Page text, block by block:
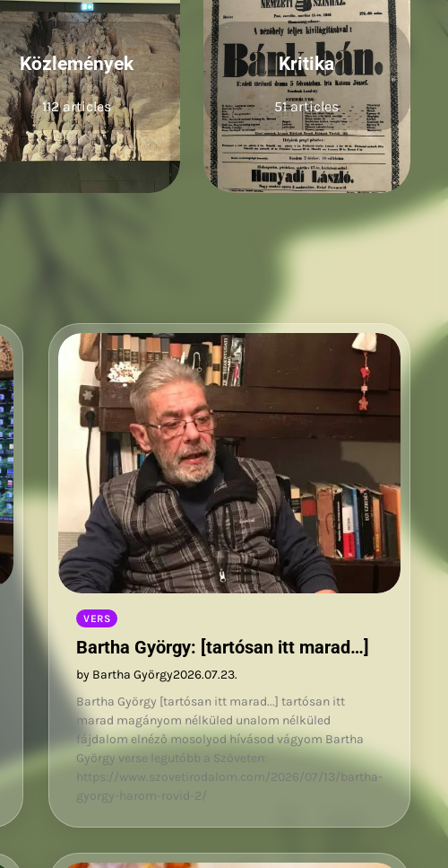
Közlemények
112 articles
Kritika
51 articles
VERS
Bartha György: [tartósan itt marad…]
by Bartha György2026.07.23.
Bartha György [tartósan itt marad...] tartósan itt
marad magányom nélküled unalom nélküled
fájdalom elnéző mosolyod hívásod vágyom Bartha
György verse legutóbb a Szöveten:
https://www.szovetirodalom.com/2026/07/13/bartha-
gyorgy-harom-rovid-2/